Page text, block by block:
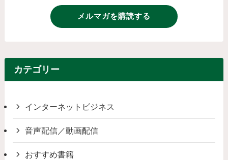
メルマガを購読する
カテゴリー
インターネットビジネス
音声配信／動画配信
おすすめ書籍